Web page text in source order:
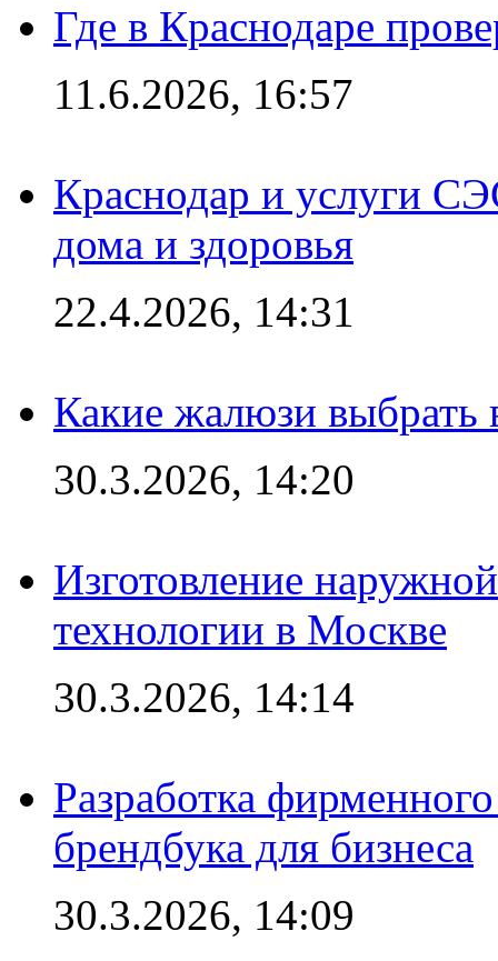
Где в Краснодаре
11.6.2026, 16:57
Краснодар и услуги
дома и здоровья
22.4.2026, 14:31
Какие жалюзи выбрать
30.3.2026, 14:20
Изготовление
технологии в Москве
30.3.2026, 14:14
Разработка
брендбука для бизнеса
30.3.2026, 14:09